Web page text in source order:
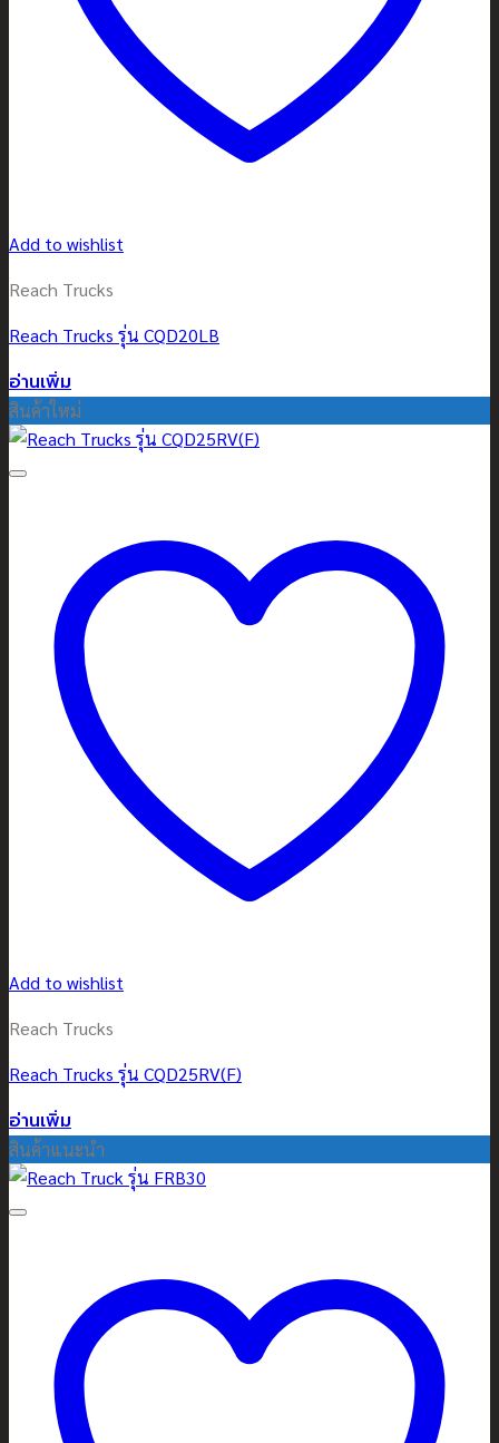
Add to wishlist
Reach Trucks
Reach Trucks รุ่น CQD20LB
อ่านเพิ่ม
สินค้าใหม่
Add to wishlist
Reach Trucks
Reach Trucks รุ่น CQD25RV(F)
อ่านเพิ่ม
สินค้าแนะนำ